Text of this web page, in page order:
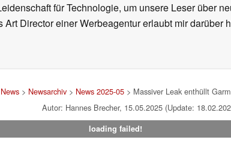
für Technologie, um unsere Leser über
Art Director einer Werbeagentur erlaubt mir
News> Newsarchiv> News 2025-05> Massiver Leak enthüllt
Autor: Hannes Brecher, 15.05.2025 (Update:
loading failed!